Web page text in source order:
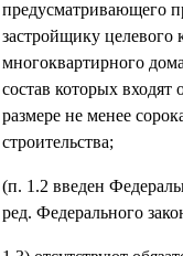
предусматривающего
застройщику целевого
многоквартирного
состав которых входят
размере не менее
строительства;
(п. 1.2 введен
ред. Федерального